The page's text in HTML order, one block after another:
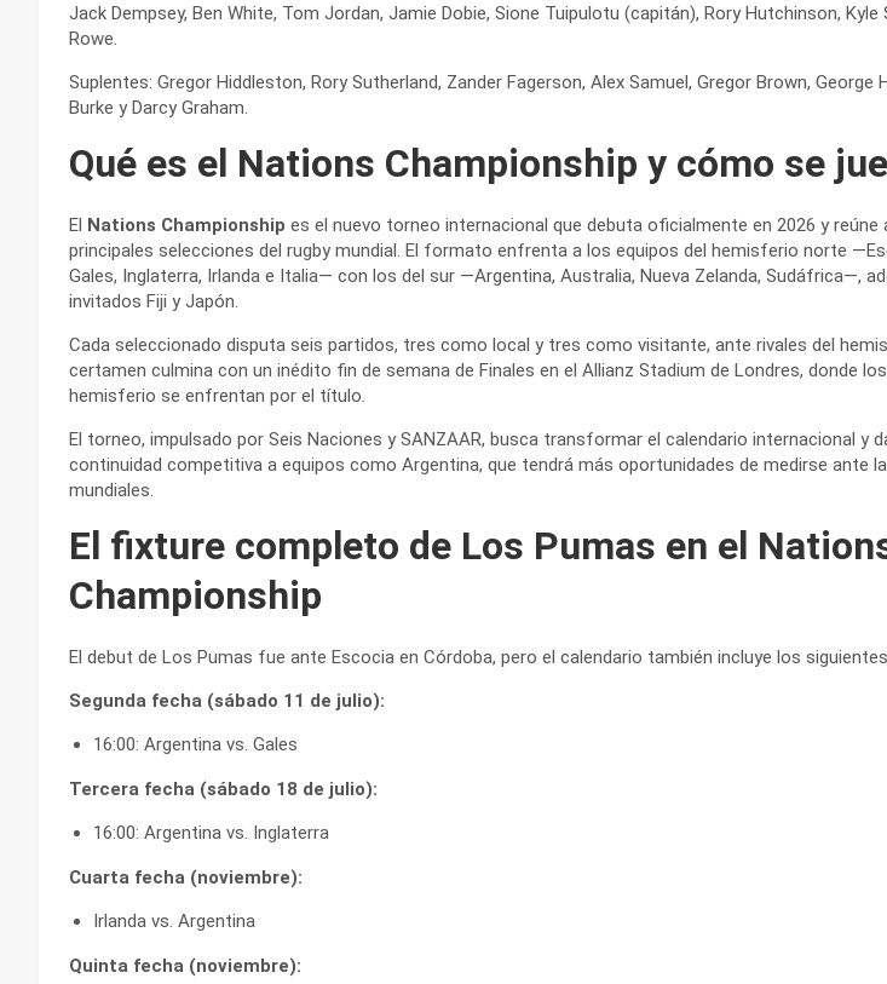
Jack Dempsey, Ben White, Tom Jordan, Jamie Dobie, Sione Tuipulotu (capitán), Rory Hutchinson, Kyle
Rowe.
Suplentes: Gregor Hiddleston, Rory Sutherland, Zander Fagerson, Alex Samuel, Gregor Brown, George
Burke y Darcy Graham.
Qué es el Nations Championship y cómo se
El Nations Championship es el nuevo torneo internacional que debuta oficialmente en 2026 y reúne
principales selecciones del rugby mundial. El formato enfrenta a los equipos del hemisferio norte
Gales, Inglaterra, Irlanda e Italia— con los del sur —Argentina, Australia, Nueva Zelanda, Sudáfrica—,
invitados Fiji y Japón.
Cada seleccionado disputa seis partidos, tres como local y tres como visitante, ante rivales del
certamen culmina con un inédito fin de semana de Finales en el Allianz Stadium de Londres, donde
hemisferio se enfrentan por el título.
El torneo, impulsado por Seis Naciones y SANZAAR, busca transformar el calendario internacional y
continuidad competitiva a equipos como Argentina, que tendrá más oportunidades de medirse ante
mundiales.
El fixture completo de Los Pumas en el
Championship
El debut de Los Pumas fue ante Escocia en Córdoba, pero el calendario también incluye los
Segunda fecha (sábado 11 de julio):
16:00: Argentina vs. Gales
Tercera fecha (sábado 18 de julio):
16:00: Argentina vs. Inglaterra
Cuarta fecha (noviembre):
Irlanda vs. Argentina
Quinta fecha (noviembre):